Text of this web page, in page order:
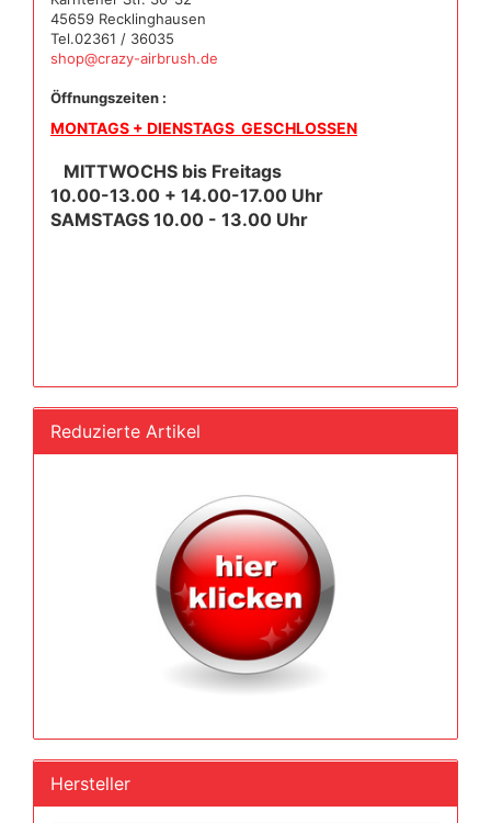
45659 Recklinghausen
Tel.02361 / 36035
shop@crazy-airbrush.de
Öffnungszeiten :
MONTAGS + DIENSTAGS GESCHLOSSEN
MITTWOCHS bis Freitags
10.00-13.00 + 14.00-17.00 Uhr
SAMSTAGS 10.00 - 13.00 Uhr
Reduzierte Artikel
Hersteller